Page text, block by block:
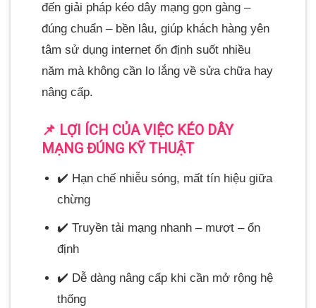
đến giải pháp kéo dây mạng gọn gàng –
đúng chuẩn – bền lâu, giúp khách hàng yên
tâm sử dụng internet ổn định suốt nhiều
năm mà không cần lo lắng về sửa chữa hay
nâng cấp.
📌 LỢI ÍCH CỦA VIỆC KÉO DÂY
MẠNG ĐÚNG KỸ THUẬT
✔️ Hạn chế nhiễu sóng, mất tín hiệu giữa
chừng
✔️ Truyền tải mạng nhanh – mượt – ổn
định
✔️ Dễ dàng nâng cấp khi cần mở rộng hệ
thống